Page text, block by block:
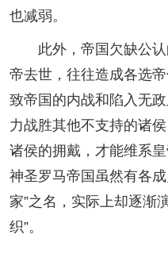
也减弱。
此外，帝国欠缺公认
帝去世，往往造成各选
致帝国的内战和陷入无
力战胜其他不支持的诸
诸侯的拥戴，才能维系
神圣罗马帝国虽然有各
家”之名，实际上却逐渐
织”。